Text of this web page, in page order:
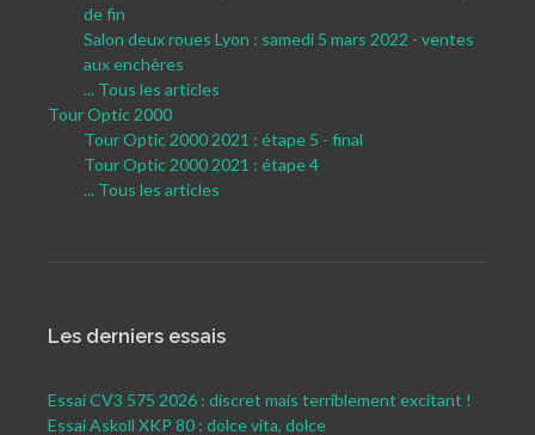
de fin
Salon deux roues Lyon : samedi 5 mars 2022 - ventes
aux enchères
... Tous les articles
Tour Optic 2000
Tour Optic 2000 2021 : étape 5 - final
Tour Optic 2000 2021 : étape 4
... Tous les articles
Les derniers essais
Essai CV3 575 2026 : discret mais terriblement excitant !
Essai Askoll XKP 80 : dolce vita, dolce